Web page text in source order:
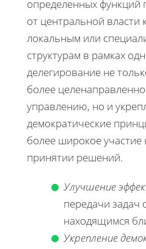
определенных
от центральной власти
локальным или
структурам в рамках
делегирование не
более
управлению, но и
демократические
более широкое участие
принятии решений.
Улучшение
передачи задач
находящимся
Укрепление